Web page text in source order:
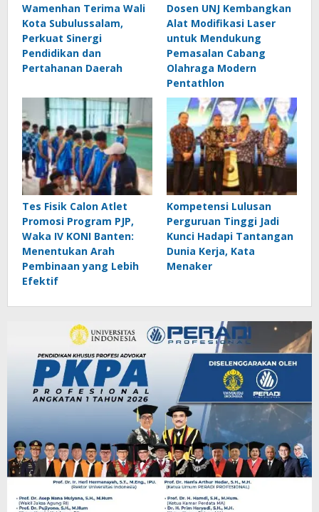
Wamenhan Terima Wali
Kota Subulussalam,
Perkuat Sinergi
Pendidikan dan
Pertahanan Daerah
Dosen UNJ Kembangkan
Alat Modifikasi Laser
untuk Mendukung
Pemasalan Cabang
Olahraga Modern
Pentathlon
Tes Fisik Calon Atlet
Promosi Program PJP,
Waka IV KONI Banten:
Menentukan Arah
Pembinaan yang Lebih
Efektif
Kompetensi Lulusan
Perguruan Tinggi Jadi
Kunci Hadapi Tantangan
Dunia Kerja, Kata
Menaker